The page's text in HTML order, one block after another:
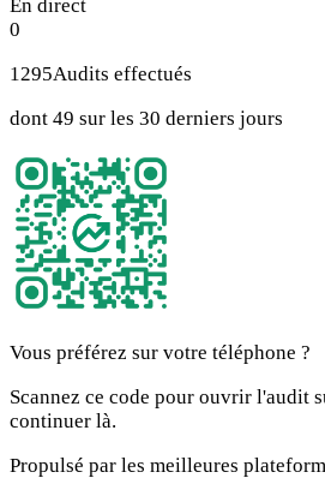
En direct
0
1295Audits effectués
dont 49 sur les 30 derniers jours
Vous préférez sur votre téléphone ?
Scannez ce code pour ouvrir l'audit
continuer là.
Propulsé par les meilleures